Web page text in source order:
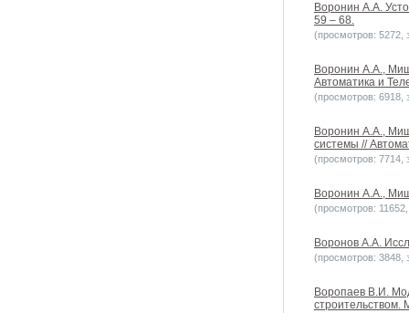
Воронин А.А.
59 – 68.
(просмотров: 5272,
Воронин А.А.,
Автоматика и
(просмотров: 6918,
Воронин А.А.,
системы //
(просмотров: 7714,
Воронин А.А.,
(просмотров:
Воронов А.А.
(просмотров: 3848,
Воропаев В.И.
строительством.